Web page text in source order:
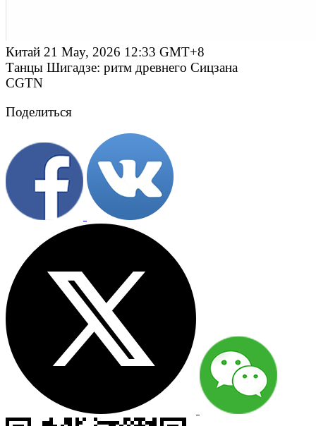
Китай 21 May, 2026 12:33 GMT+8
Танцы Шигадзе: ритм древнего Сицзана
CGTN
Поделиться